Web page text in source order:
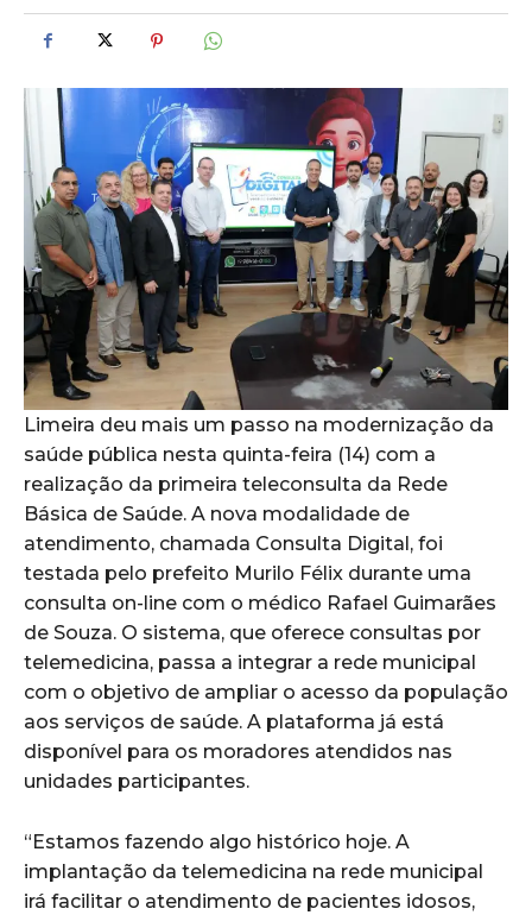
Limeira deu mais um passo na modernização da
saúde pública nesta quinta-feira (14) com a
realização da primeira teleconsulta da Rede
Básica de Saúde. A nova modalidade de
atendimento, chamada Consulta Digital, foi
testada pelo prefeito Murilo Félix durante uma
consulta on-line com o médico Rafael Guimarães
de Souza. O sistema, que oferece consultas por
telemedicina, passa a integrar a rede municipal
com o objetivo de ampliar o acesso da população
aos serviços de saúde. A plataforma já está
disponível para os moradores atendidos nas
unidades participantes.
“Estamos fazendo algo histórico hoje. A
implantação da telemedicina na rede municipal
irá facilitar o atendimento de pacientes idosos,